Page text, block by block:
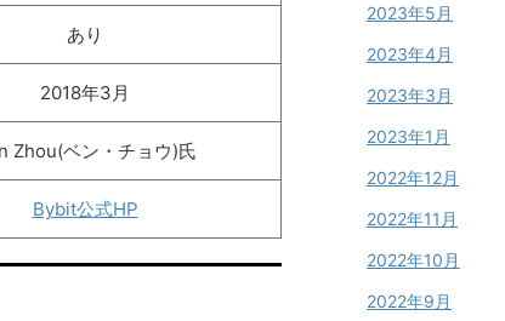
あり
2018年3月
Zhou(ベン・チョウ)氏
Bybit公式HP
2023年5月
2023年4月
2023年3月
2023年1月
2022年12月
2022年11月
2022年10月
2022年9月